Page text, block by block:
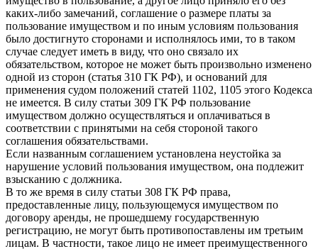
каких-либо замечаний, соглашение о размере платы за
пользование имуществом и по иным условиям пользования
было достигнуто сторонами и исполнялось ими, то в таком
случае следует иметь в виду, что оно связало их
обязательством, которое не может быть произвольно изменено
одной из сторон (статья 310 ГК РФ), и оснований для
применения судом положений статей 1102, 1105 этого Кодекса
не имеется. В силу статьи 309 ГК РФ пользование
имуществом должно осуществляться и оплачиваться в
соответствии с принятыми на себя стороной такого
соглашения обязательствами.
Если названным соглашением установлена неустойка за
нарушение условий пользования имуществом, она подлежит
взысканию с должника.
В то же время в силу статьи 308 ГК РФ права,
предоставленные лицу, пользующемуся имуществом по
договору аренды, не прошедшему государственную
регистрацию, не могут быть противопоставлены им третьим
лицам. В частности, такое лицо не имеет преимущественного